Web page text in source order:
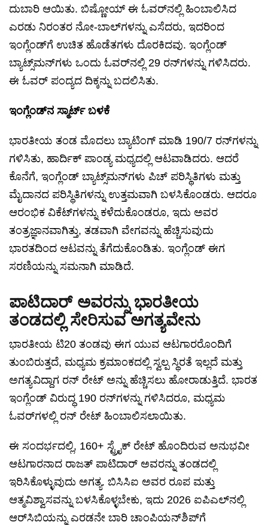
ದುಬಾರಿ ಆಯಿತು. ಬಿಷ್ಣೋಯ್ ಈ ಓವರ್‌ನಲ್ಲಿ ಹಿಂಬಾಲಿಸಿದ
ಎರಡು ನಿರಂತರ ನೋ-ಬಾಲ್‌ಗಳನ್ನು ಎಸೆದರು, ಇದರಿಂದ
ಇಂಗ್ಲೆಂಡ್‌ಗೆ ಉಚಿತ ಹೊಡೆತಗಳು ದೊರಕಿದವು. ಇಂಗ್ಲೆಂಡ್
ಬ್ಯಾಟ್ಸ್‌ಮನ್‌ಗಳು ಒಂದು ಓವರ್‌ನಲ್ಲಿ 29 ರನ್‌ಗಳನ್ನು ಗಳಿಸಿದರು.
ಈ ಓವರ್ ಪಂದ್ಯದ ದಿಕ್ಕನ್ನು ಬದಲಿಸಿತು.
ಇಂಗ್ಲೆಂಡ್‌ನ ಸ್ಮಾರ್ಟ್ ಬಳಕೆ
ಭಾರತೀಯ ತಂಡ ಮೊದಲು ಬ್ಯಾಟಿಂಗ್ ಮಾಡಿ 190/7 ರನ್‌ಗಳನ್ನು
ಗಳಿಸಿತು, ಹಾರ್ದಿಕ್ ಪಾಂಡ್ಯ ಮಧ್ಯದಲ್ಲಿ ಆಟವಾಡಿದರು. ಆದರೆ
ಕೊನೆಗೆ, ಇಂಗ್ಲೆಂಡ್ ಬ್ಯಾಟ್ಸ್‌ಮನ್‌ಗಳು ಪಿಚ್ ಪರಿಸ್ಥಿತಿಗಳು ಮತ್ತು
ಮೈದಾನದ ಪರಿಸ್ಥಿತಿಗಳನ್ನು ಉತ್ತಮವಾಗಿ ಬಳಸಿಕೊಂಡರು. ಆದರೂ
ಆರಂಭಿಕ ವಿಕೆಟ್‌ಗಳನ್ನು ಕಳೆದುಕೊಂಡರೂ, ಇದು ಅವರ
ತಂತ್ರಜ್ಞಾನವಾಗಿತ್ತು, ತಡವಾಗಿ ವೇಗವನ್ನು ಹೆಚ್ಚಿಸುವುದು
ಭಾರತದಿಂದ ಆಟವನ್ನು ತೆಗೆದುಕೊಂಡಿತು. ಇಂಗ್ಲೆಂಡ್ ಈಗ
ಸರಣಿಯನ್ನು ಸಮನಾಗಿ ಮಾಡಿದೆ.
ಪಾಟಿದಾರ್ ಅವರನ್ನು ಭಾರತೀಯ
ತಂಡದಲ್ಲಿ ಸೇರಿಸುವ ಅಗತ್ಯವೇನು
ಭಾರತೀಯ ಟಿ20 ತಂಡವು ಈಗ ಯುವ ಆಟಗಾರರೊಂದಿಗೆ
ತುಂಬಿರುತ್ತದೆ, ಮಧ್ಯಮ ಕ್ರಮಾಂಕದಲ್ಲಿ ಸ್ವಲ್ಪ ಸ್ಥಿರತೆ ಇಲ್ಲದೆ ಮತ್ತು
ಅಗತ್ಯವಿದ್ದಾಗ ರನ್ ರೇಟ್ ಅನ್ನು ಹೆಚ್ಚಿಸಲು ಹೋರಾಡುತ್ತಿದೆ. ಭಾರತ
ಇಂಗ್ಲೆಂಡ್ ವಿರುದ್ಧ 190 ರನ್‌ಗಳನ್ನು ಗಳಿಸಿದರೂ, ಮಧ್ಯಮ
ಓವರ್‌ಗಳಲ್ಲಿ ರನ್ ರೇಟ್ ಹಿಂಬಾಲಿಸಲಾಯಿತು.
ಈ ಸಂದರ್ಭದಲ್ಲಿ, 160+ ಸ್ಟ್ರೈಕ್ ರೇಟ್ ಹೊಂದಿರುವ ಅನುಭವೀ
ಆಟಗಾರನಾದ ರಾಜತ್ ಪಾಟಿದಾರ್ ಅವರನ್ನು ತಂಡದಲ್ಲಿ
ಇರಿಸಿಕೊಳ್ಳುವುದು ಅಗತ್ಯ. ಬಿಸಿಸಿಐ ಅವರ ರೂಪ ಮತ್ತು
ಆತ್ಮವಿಶ್ವಾಸವನ್ನು ಬಳಸಿಕೊಳ್ಳಬೇಕು, ಇದು 2026 ಐಪಿಎಲ್‌ನಲ್ಲಿ
ಆರ್‌ಸಿಬಿಯನ್ನು ಎರಡನೇ ಬಾರಿ ಚಾಂಪಿಯನ್‌ಶಿಪ್‌ಗೆ